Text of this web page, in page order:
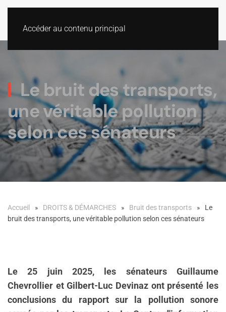
Accéder au contenu principal
Le bruit des transports,
une véritable pollution
selon ces sénateurs
Accueil DROITS & DÉMARCHES Bruit des transports
Le
bruit des transports, une véritable pollution selon ces sénateurs
Le 25 juin 2025, les sénateurs Guillaume
Chevrollier et Gilbert-Luc Devinaz ont présenté les
conclusions du rapport sur la pollution sonore